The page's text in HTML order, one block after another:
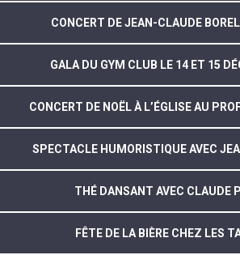
CONCERT DE JEAN-CLAUDE
GALA DU GYM CLUB LE 14 ET 15
CONCERT DE NOËL À L’ÉGLISE AU
SPECTACLE HUMORISTIQUE AVEC
THÉ DANSANT AVEC CLAUDE
FÊTE DE LA BIÈRE CHEZ LES